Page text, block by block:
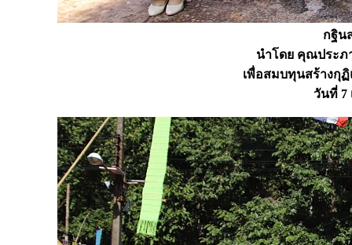
กฐิน
นำโดย คุณประภ
เพื่อสมบทุนสร้างกุ
วันที่ 7